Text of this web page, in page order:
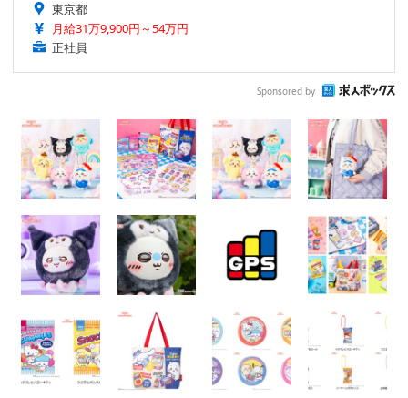
東京都
月給31万9,900円～54万円
正社員
Sponsored by